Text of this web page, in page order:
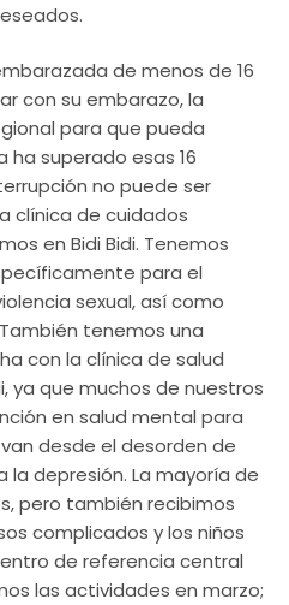
de menos de 16
con su embarazo, la
para que pueda
ha superado esas 16
no puede ser
clínica de cuidados
en Bidi Bidi. Tenemos
para el
sexual, así como
tenemos una
con la clínica de salud
ya que muchos de nuestros
en salud mental para
desde el desorden de
depresión. La mayoría de
pero también recibimos
complicados y los niños
de referencia central
las actividades en marzo;